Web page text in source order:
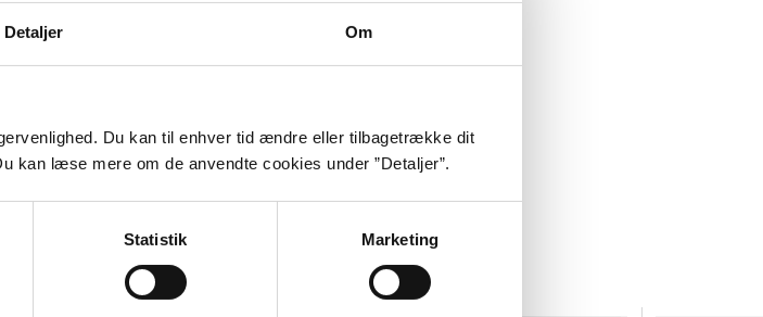
Detaljer Om
Du kan til enhver tid ændre eller tilbagetrække dit
kan læse mere om de anvendte cookies under ”Detaljer”.
Statistik Marketing